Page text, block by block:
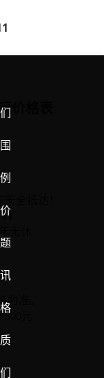
价格表
全抵达！
为准。